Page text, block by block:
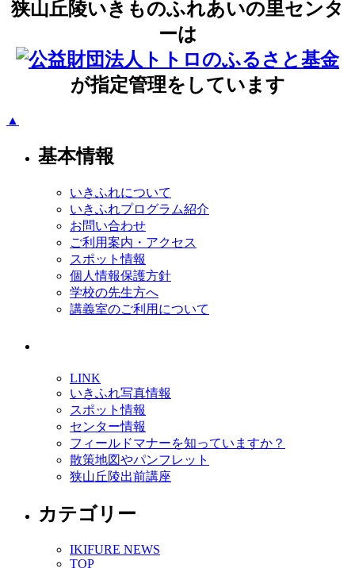
狭山丘陵いきものふれあいの里センタ
ーは
が指定管理をしています
▲
基本情報
いきふれについて
いきふれプログラム紹介
お問い合わせ
ご利用案内・アクセス
スポット情報
個人情報保護方針
学校の先生方へ
講義室のご利用について
LINK
いきふれ写真情報
スポット情報
センター情報
フィールドマナーを知っていますか？
散策地図やパンフレット
狭山丘陵出前講座
カテゴリー
IKIFURE NEWS
TOP